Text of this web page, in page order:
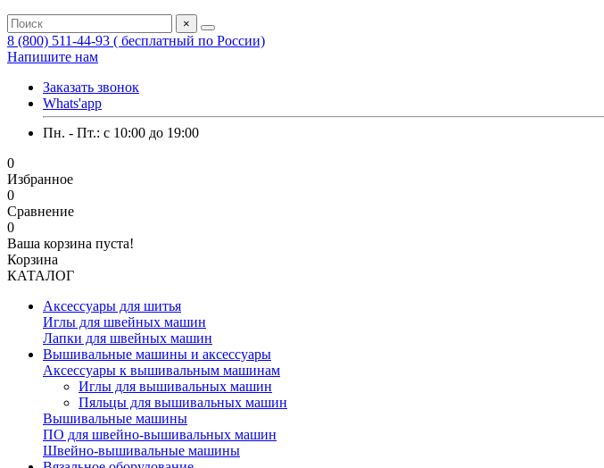
×
8 (800) 511-44-93 ( бесплатный по России)
Напишите нам
Заказать звонок
Whats'app
Пн. - Пт.: c 10:00 до 19:00
0
Избранное
0
Сравнение
0
Ваша корзина пуста!
Корзина
КАТАЛОГ
Аксессуары для шитья
Иглы для швейных машин
Лапки для швейных машин
Вышивальные машины и аксессуары
Аксессуары к вышивальным машинам
Иглы для вышивальных машин
Пяльцы для вышивальных машин
Вышивальные машины
ПО для швейно-вышивальных машин
Швейно-вышивальные машины